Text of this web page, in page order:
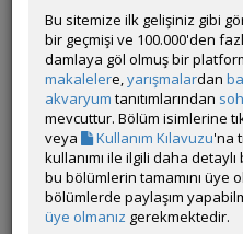
Gönderim Zamanı:01 Haziran
Figüre 8 puffer fish imin gaga
kaldı ( ramshorn) 1 gün oldu
yapmam gerekiyor?
Üye imzalarını sadece giriş
ÖM
Bu sitemize ilk gelişiniz gibi
bir geçmişi ve 100.000'den
damlaya göl olmuş bir
makalelere,yarışmalardan
akvaryum tanıtımlarından
mevcuttur. Bölüm isimlerine
veya
Kullanım Kılavuzu'na
kullanımı ile ilgili daha
bu bölümlerin tamamını üye
bölümlerde paylaşım
üye olmanız gerekmektedir.